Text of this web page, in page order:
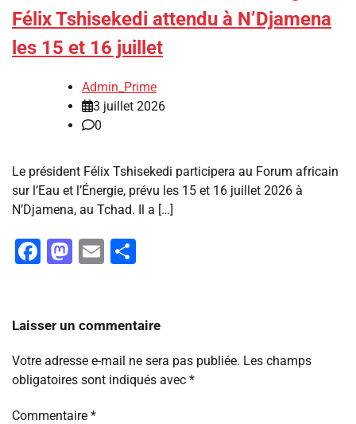
Félix Tshisekedi attendu à N’Djamena
les 15 et 16 juillet
Admin_Prime
3 juillet 2026
0
Le président Félix Tshisekedi participera au Forum africain
sur l’Eau et l’Énergie, prévu les 15 et 16 juillet 2026 à
N’Djamena, au Tchad. Il a […]
Facebook
Mastodon
Email
Laisser un commentaire
Votre adresse e-mail ne sera pas publiée. Les champs
obligatoires sont indiqués avec *
Commentaire *